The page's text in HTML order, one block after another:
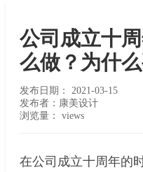
公司成立十
么做？为什
发布日期： 2021-03-15
发布者：康美设计
浏览量： views
在公司成立十周年的